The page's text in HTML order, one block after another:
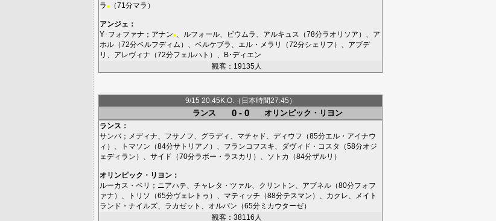
ラ ■ （71分マラ ）
アンジェ ：
Y･フォファナ ； アナン■ ルフォール ビウムラ アルキュス （78分ラオリソア ）、 ア
ホル （72分ベルフディム ）、 ベルケブラ エル・メラリ （72分シェリフ ）、 アブデ
リ
アレヴィナ （72分フェルハト ）、 B･ディエン
観客：19135人
9/15 20:45K.O.（日本時間27:45）
ランス 0 - 0 オリンピック・リヨン
ランス ：
サンバ； メディナ フサノフ グラディ マチャド ディウフ （85分エル・アイナウ
ィ ）、 トマソン （84分サトリアノ ）、 フランコフスキ ダヴィド・コスタ （58分オジ
ェディラン ）、 サイド （70分ラボー・ラスカリ ）、 ソトカ （84分ザルリ ）
オリンピック・リヨン ：
ルーカス・ペリ ； ニアハテ チャレタ・ツァル クリントン アブネル （80分フォフ
ァナ ）、 トリソ （65分ヴェレトゥ ）、 マティッチ （88分テスマン ）、 カクレ
メイト
ランド・ナイルズ
ラカゼット オルバン （65分 ミカウターゼ）
観客：38116人